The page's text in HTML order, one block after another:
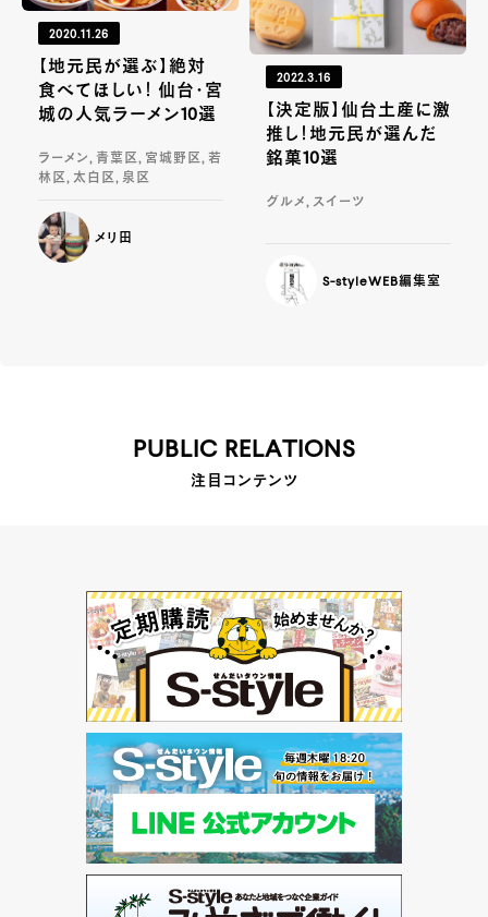
2020.11.26
【地元民が選ぶ】絶対
食べてほしい！ 仙台・宮
城の人気ラーメン10選
ラーメン, 青葉区, 宮城野区, 若
林区, 太白区, 泉区
メリ田
2022.3.16
【決定版】仙台土産に激
推し！地元民が選んだ
銘菓10選
グルメ, スイーツ
S-styleWEB編集室
PUBLIC RELATIONS
注目コンテンツ